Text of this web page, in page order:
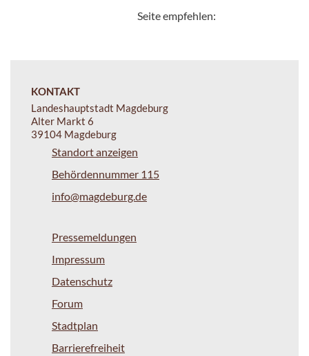
Seite empfehlen:
KONTAKT
Landeshauptstadt Magdeburg
Alter Markt 6
39104 Magdeburg
Standort anzeigen
Behördennummer 115
info@magdeburg.de
Pressemeldungen
Impressum
Datenschutz
Forum
Stadtplan
Barrierefreiheit